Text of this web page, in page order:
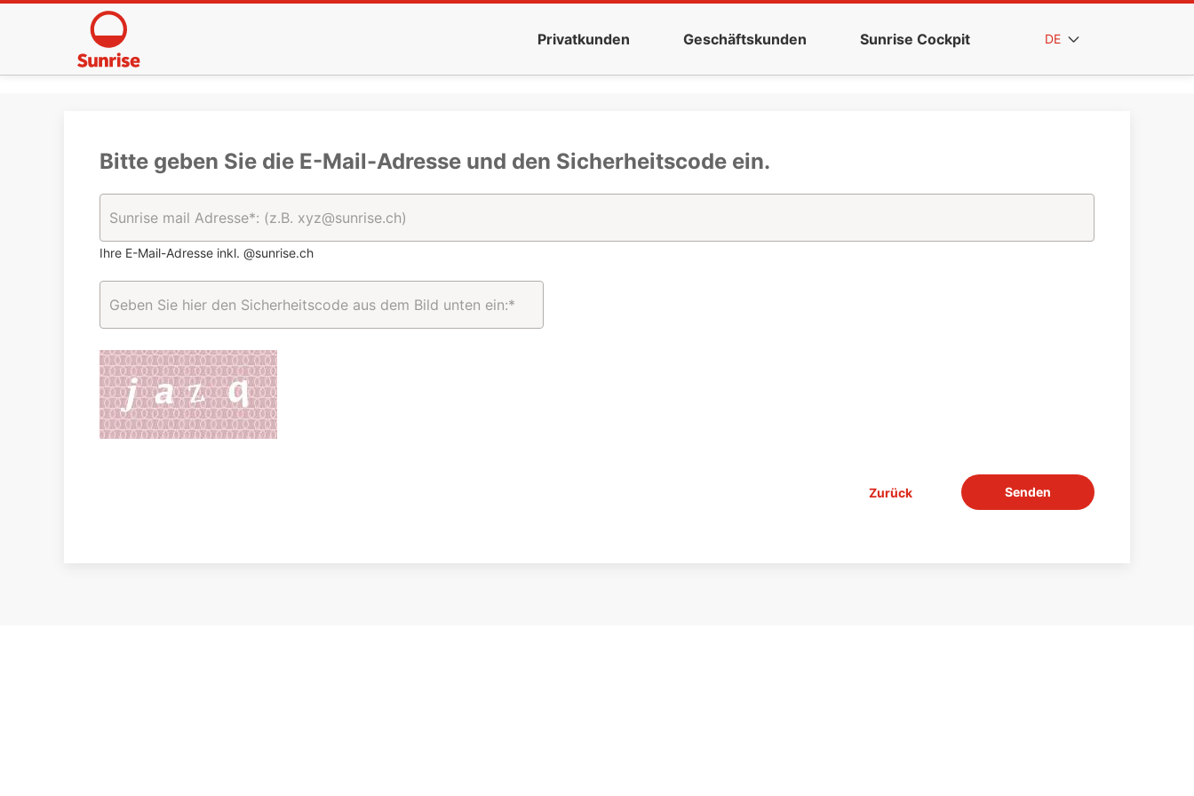
Privatkunden Geschäftskunden Sunrise Cockpit DE
Bitte geben Sie die E-Mail-Adresse und den Sicherheitscode ein.
Ihre E-Mail-Adresse inkl. @sunrise.ch
Zurück Senden